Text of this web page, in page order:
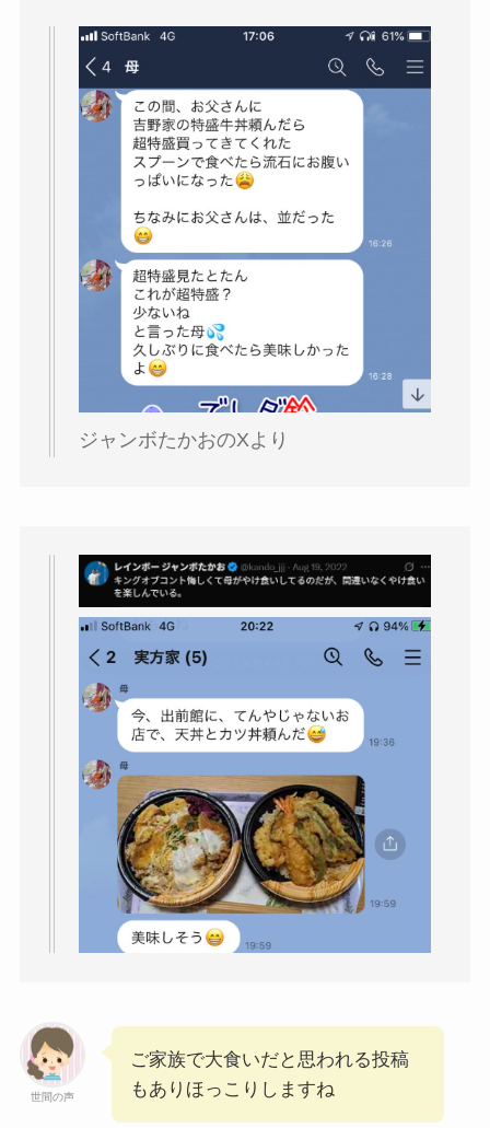
ジャンボたかおのXより
世間の声
ご家族で大食いだと思われる投稿
もありほっこりしますね